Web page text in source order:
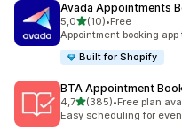
Avada Appointments
5,0de 5 estrelas
(10)
10 total de avaliações
•Free
Appointment booking
Built for Shopify
BTA Appointment
4,7de 5 estrelas
(385)
385 total de avaliações
•Free plan
Easy scheduling for